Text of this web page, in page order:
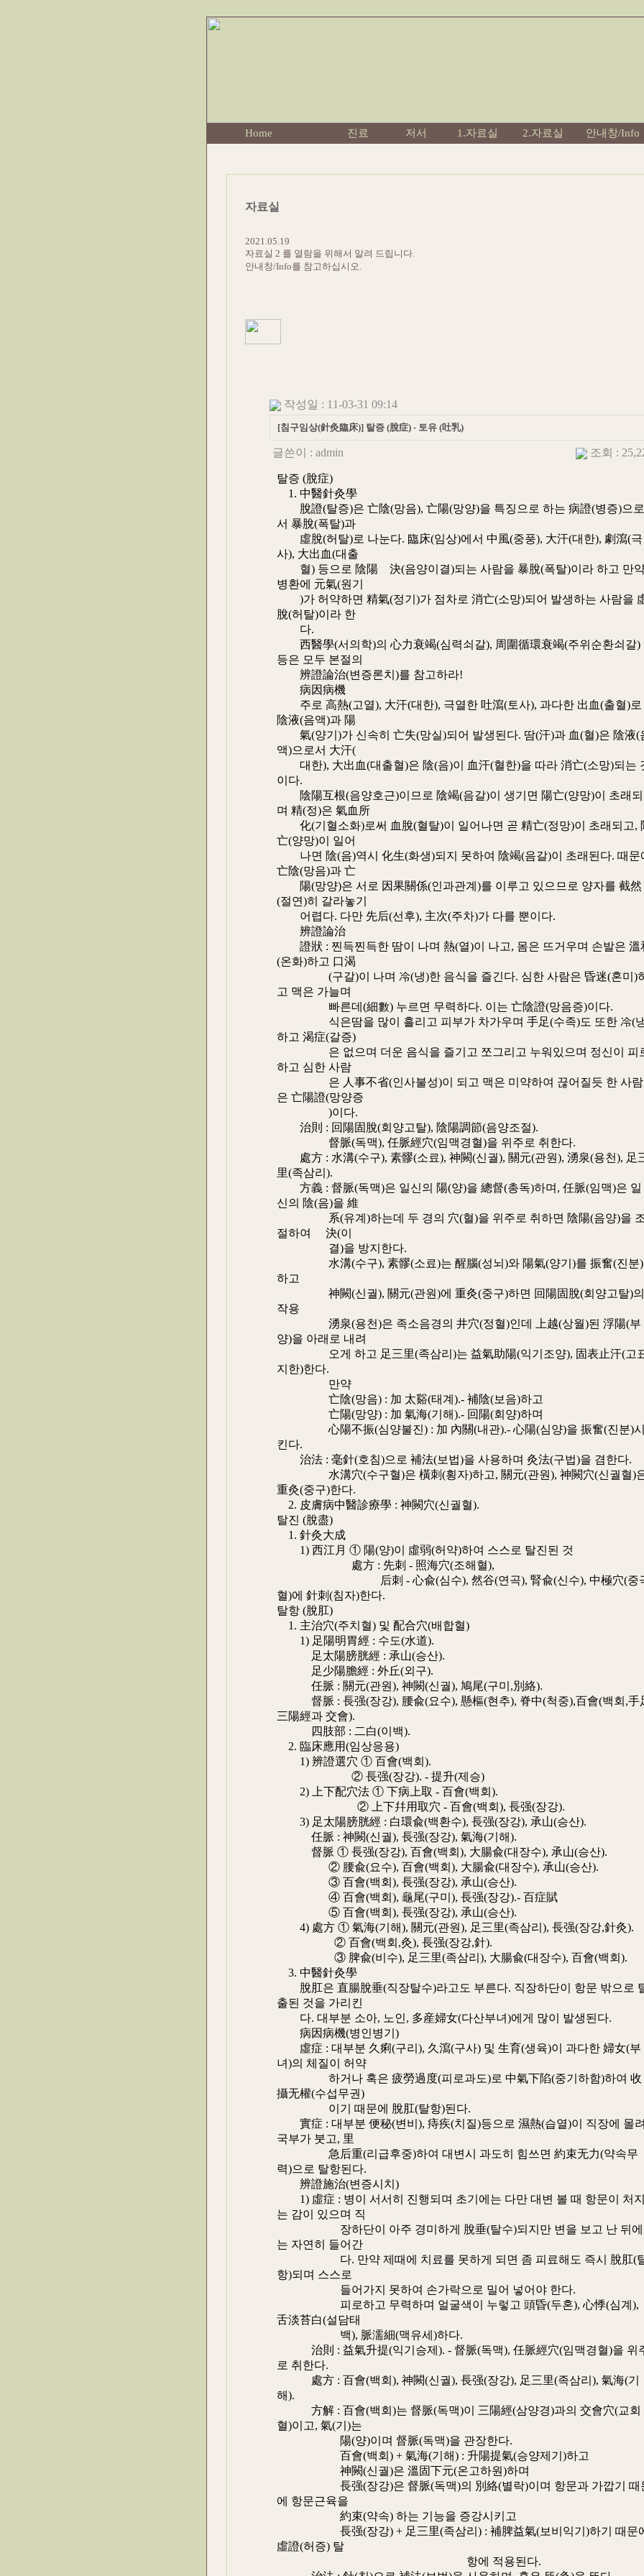
Home 진료 저서 1.자료실 2.자료실 안내창/Info
자료실
2021.05.19
자료실 2 를 열람을 위해서 알려 드립니다.
안내창/Info를 참고하십시오.
작성일 : 11-03-31 09:14
[침구임상(針灸臨床)] 탈증 (脫症) - 토유 (吐乳)
글쓴이 : admin 조회 :
탈증 (脫症)
1. 中醫針灸學
脫證(탈증)은 亡陰(망음), 亡陽(망양)을 특징으로 하는 病證(병증)으로
서 暴脫(폭탈)과
虛脫(허탈)로 나눈다. 臨床(임상)에서 中風(중풍), 大汗(대한), 劇瀉(극
사), 大出血(대출
혈) 등으로 陰陽離決(음양이결)되는 사람을 暴脫(폭탈)이라 하고 만
병환에 元氣(원기
)가 허약하면 精氣(정기)가 점차로 消亡(소망)되어 발생하는 사람을
脫(허탈)이라 한
다.
西醫學(서의학)의 心力衰竭(심력쇠갈), 周圍循環衰竭(주위순환쇠갈)
등은 모두 본절의
辨證論治(변증론치)를 참고하라!
病因病機
주로 高熱(고열), 大汗(대한), 극열한 吐瀉(토사), 과다한 出血(출혈)로
陰液(음액)과 陽
氣(양기)가 신속히 亡失(망실)되어 발생된다. 땀(汗)과 血(혈)은 陰液(
액)으로서 大汗(
대한), 大出血(대출혈)은 陰(음)이 血汗(혈한)을 따라 消亡(소망)되는
이다.
陰陽互根(음양호근)이므로 陰竭(음갈)이 생기면 陽亡(양망)이 초래되
며 精(정)은 氣血所
化(기혈소화)로써 血脫(혈탈)이 일어나면 곧 精亡(정망)이 초래되고,
亡(양망)이 일어
나면 陰(음)역시 化生(화생)되지 못하여 陰竭(음갈)이 초래된다. 때문
亡陰(망음)과 亡
陽(망양)은 서로 因果關係(인과관계)를 이루고 있으므로 양자를 截然
(절연)히 갈라놓기
어렵다. 다만 先后(선후), 主次(주차)가 다를 뿐이다.
辨證論治
證狀 : 찐득찐득한 땀이 나며 熱(열)이 나고, 몸은 뜨거우며 손발은 溫
(온화)하고 口渴
(구갈)이 나며 冷(냉)한 음식을 즐긴다. 심한 사람은 昏迷(혼미)
고 맥은 가늘며
빠른데(細數) 누르면 무력하다. 이는 亡陰證(망음증)이다.
식은땀을 많이 흘리고 피부가 차가우며 手足(수족)도 또한 冷(
하고 渴症(갈증)
은 없으며 더운 음식을 즐기고 쪼그리고 누워있으며 정신이 피
하고 심한 사람
은 人事不省(인사불성)이 되고 맥은 미약하여 끊어질듯 한 사람
은 亡陽證(망양증
)이다.
治則 : 回陽固脫(회양고탈), 陰陽調節(음양조절).
督脈(독맥), 任脈經穴(임맥경혈)을 위주로 취한다.
處方 : 水溝(수구), 素髎(소료), 神闕(신궐), 關元(관원), 湧泉(용천), 足
里(족삼리).
方義 : 督脈(독맥)은 일신의 陽(양)을 總督(총독)하며, 任脈(임맥)은 일
신의 陰(음)을 維
系(유계)하는데 두 경의 穴(혈)을 위주로 취하면 陰陽(음양)을
절하여 離決(이
결)을 방지한다.
水溝(수구), 素髎(소료)는 醒腦(성뇌)와 陽氣(양기)를 振奮(진분)
하고
神闕(신궐), 關元(관원)에 重灸(중구)하면 回陽固脫(회양고탈)의
작용
湧泉(용천)은 족소음경의 井穴(정혈)인데 上越(상월)된 浮陽(부
양)을 아래로 내려
오게 하고 足三里(족삼리)는 益氣助陽(익기조양), 固表止汗(고
지한)한다.
만약
亡陰(망음) : 加 太谿(태계).- 補陰(보음)하고
亡陽(망양) : 加 氣海(기해).- 回陽(회양)하며
心陽不振(심양불진) : 加 內關(내관).- 心陽(심양)을 振奮(진분)
킨다.
治法 : 毫針(호침)으로 補法(보법)을 사용하며 灸法(구법)을 겸한다.
水溝穴(수구혈)은 橫刺(횡자)하고, 關元(관원), 神闕穴(신궐혈)
重灸(중구)한다.
2. 皮膚病中醫診療學 : 神闕穴(신궐혈).
탈진 (脫盡)
1. 針灸大成
1) 西江月 ① 陽(양)이 虛弱(허약)하여 스스로 탈진된 것
處方 : 先刺 - 照海穴(조해혈),
后刺 - 心兪(심수), 然谷(연곡), 腎兪(신수), 中極穴(중
혈)에 針刺(침자)한다.
탈항 (脫肛)
1. 主治穴(주치혈) 및 配合穴(배합혈)
1) 足陽明胃經 : 수도(水道).
足太陽膀胱經 : 承山(승산).
足少陽膽經 : 外丘(외구).
任脈 : 關元(관원), 神闕(신궐), 鳩尾(구미,別絡).
督脈 : 長强(장강), 腰兪(요수), 懸樞(현추), 脊中(척중),百會(백회,手
三陽經과 交會).
四肢部 : 二白(이백).
2. 臨床應用(임상응용)
1) 辨證選穴 ① 百會(백회).
② 長强(장강). - 提升(제승)
2) 上下配穴法 ① 下病上取 - 百會(백회).
② 上下幷用取穴 - 百會(백회), 長强(장강).
3) 足太陽膀胱經 : 白環兪(백환수), 長强(장강), 承山(승산).
任脈 : 神闕(신궐), 長强(장강), 氣海(기해).
督脈 ① 長强(장강), 百會(백회), 大腸兪(대장수), 承山(승산).
② 腰兪(요수), 百會(백회), 大腸兪(대장수), 承山(승산).
③ 百會(백회), 長强(장강), 承山(승산).
④ 百會(백회), 龜尾(구미), 長强(장강).- 百症賦
⑤ 百會(백회), 長强(장강), 承山(승산).
4) 處方 ① 氣海(기해), 關元(관원), 足三里(족삼리), 長强(장강,針灸).
② 百會(백회,灸), 長强(장강,針).
③ 脾兪(비수), 足三里(족삼리), 大腸兪(대장수), 百會(백회).
3. 中醫針灸學
脫肛은 直腸脫垂(직장탈수)라고도 부른다. 직장하단이 항문 밖으로
출된 것을 가리킨
다. 대부분 소아, 노인, 多産婦女(다산부녀)에게 많이 발생된다.
病因病機(병인병기)
虛症 : 대부분 久痢(구리), 久瀉(구사) 및 生育(생육)이 과다한 婦女(부
녀)의 체질이 허약
하거나 혹은 疲勞過度(피로과도)로 中氣下陷(중기하함)하여 收
攝无權(수섭무권)
이기 때문에 脫肛(탈항)된다.
實症 : 대부분 便秘(변비), 痔疾(치질)등으로 濕熱(습열)이 직장에 몰
국부가 붓고, 里
急后重(리급후중)하여 대변시 과도히 힘쓰면 約束无力(약속무
력)으로 탈항된다.
辨證施治(변증시치)
1) 虛症 : 병이 서서히 진행되며 초기에는 다만 대변 볼 때 항문이 처
는 감이 있으며 직
장하단이 아주 경미하게 脫垂(탈수)되지만 변을 보고 난 뒤에
는 자연히 들어간
다. 만약 제때에 치료를 못하게 되면 좀 피료해도 즉시 脫肛(
항)되며 스스로
들어가지 못하여 손가락으로 밀어 넣어야 한다.
피로하고 무력하며 얼굴색이 누렇고 頭昏(두혼), 心悸(심계),
舌淡苔白(설담태
백), 脈濡細(맥유세)하다.
治則 : 益氣升提(익기승제). - 督脈(독맥), 任脈經穴(임맥경혈)을 위
로 취한다.
處方 : 百會(백회), 神闕(신궐), 長强(장강), 足三里(족삼리), 氣海(기
해).
方解 : 百會(백회)는 督脈(독맥)이 三陽經(삼양경)과의 交會穴(교회
혈)이고, 氣(기)는
陽(양)이며 督脈(독맥)을 관장한다.
百會(백회) + 氣海(기해) : 升陽提氣(승양제기)하고
神闕(신궐)은 溫固下元(온고하원)하며
長强(장강)은 督脈(독맥)의 別絡(별락)이며 항문과 가깝기 때
에 항문근육을
約束(약속) 하는 기능을 증강시키고
長强(장강) + 足三里(족삼리) : 補脾益氣(보비익기)하기 때문
虛證(허증) 탈
항에 적용된다.